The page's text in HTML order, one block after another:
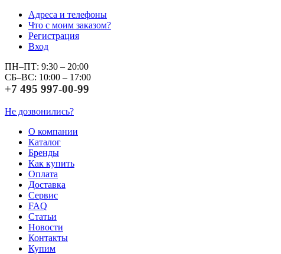
Адреса и телефоны
Что с моим заказом?
Регистрация
Вход
ПН–ПТ: 9:30 – 20:00
СБ–ВС: 10:00 – 17:00
+7 495 997-00-99
Не дозвонились?
О компании
Каталог
Бренды
Как купить
Оплата
Доставка
Сервис
FAQ
Статьи
Новости
Контакты
Купим